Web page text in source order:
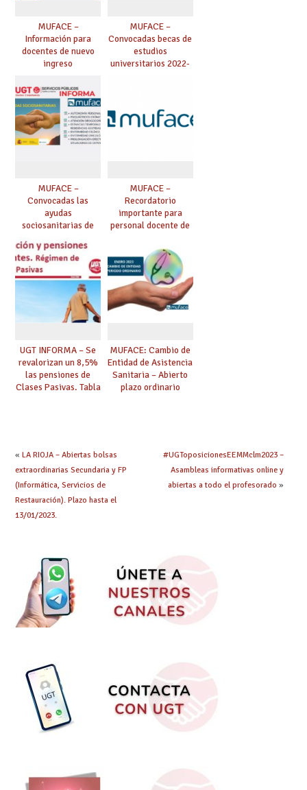
MUFACE –
Información para
docentes de nuevo
ingreso
MUFACE –
Convocadas becas de
estudios
universitarios 2022-
MUFACE –
Convocadas las
ayudas
sociosanitarias de
(enfermos
oncológicos,
celíacos,
psiquiátricos,
personas
drogodependientes,
estancias temporales
asistidas, personas
en situación de
dependencia, ayudas
para facilitar la
MUFACE –
Recordatorio
importante para
personal docente de
de baja que exceda
de 90 días: el
mutualista deja de
cobrar complementos
en nómina y ha de
solicitarse subsidio a
UGT INFORMA – Se
revalorizan un 8,5%
las pensiones de
Clases Pasivas. Tabla
MUFACE: Cambio de
Entidad de Asistencia
Sanitaria – Abierto
plazo ordinario
el mes de junio.
« LA RIOJA – Abiertas bolsas
extraordinarias Secundaria y FP
(Informática, Servicios de
Restauración). Plazo hasta el
13/01/2023.
#UGToposicionesEEMMclm2023 –
Asambleas informativas online y
abiertas a todo el profesorado »